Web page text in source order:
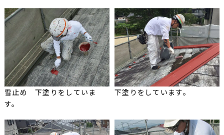
雪止め 下塗りをしていま
す。
下塗りをしています。